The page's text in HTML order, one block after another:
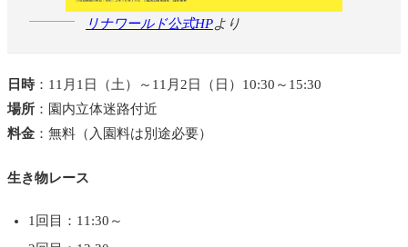
リナワールド公式HPより
日時：11月1日（土）～11月2日（日）10:30～15:30
場所 ：園内立体迷路付近
料金 ：無料（入園料は別途必要）
生き物レース
1回目：11:30～